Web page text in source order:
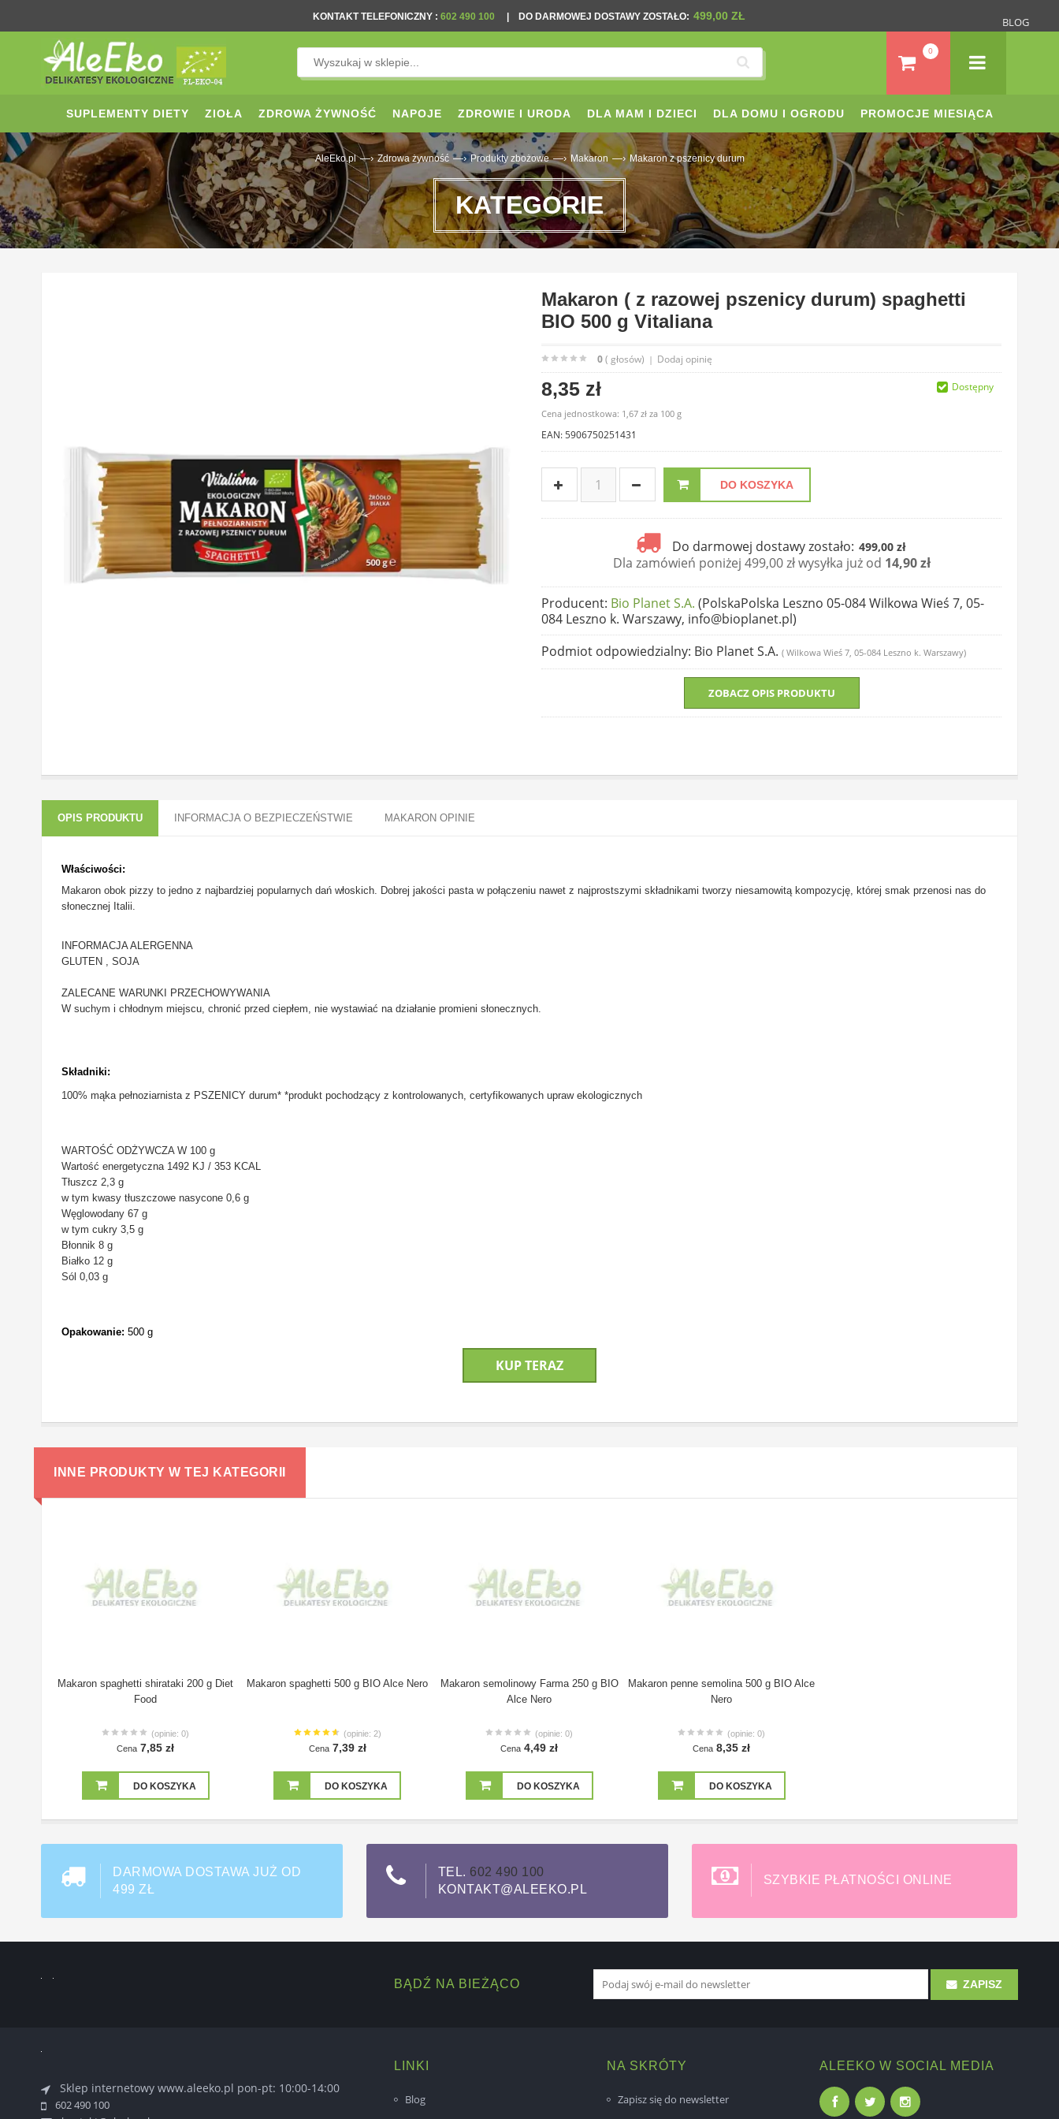
BLOG
KONTAKT TELEFONICZNY : 602 490 100 DO DARMOWEJ DOSTAWY ZOSTAŁO: 499,00 ZŁ
0
SUPLEMENTY DIETY ZIOŁA ZDROWA ŻYWNOŚĆ NAPOJE ZDROWIE I URODA DLA MAM I DZIECI DLA DOMU I OGRODU PROMOCJE MIESIĄCA
AleEko.pl —› Zdrowa żywność —› Produkty zbożowe —› Makaron —› Makaron z pszenicy durum
KATEGORIE
Makaron ( z razowej pszenicy durum) spaghetti
BIO 500 g Vitaliana
0( głosów) | Dodaj opinię
8,35 zł
Cena jednostkowa: 1,67 zł za 100 g
EAN: 5906750251431
DO KOSZYKA
Do darmowej dostawy zostało: 499,00 zł
Dla zamówień poniżej 499,00 zł wysyłka już od 14,90 zł
Dostępny
Producent: Bio Planet S.A. (PolskaPolska Leszno 05-084 Wilkowa Wieś 7, 05-
084 Leszno k. Warszawy, info@bioplanet.pl)
Podmiot odpowiedzialny: Bio Planet S.A. ( Wilkowa Wieś 7, 05-084 Leszno k. Warszawy)
ZOBACZ OPIS PRODUKTU
OPIS PRODUKTU INFORMACJA O BEZPIECZEŃSTWIE MAKARON OPINIE
Właściwości:
Makaron obok pizzy to jedno z najbardziej popularnych dań włoskich. Dobrej jakości pasta w połączeniu nawet z najprostszymi składnikami tworzy niesamowitą kompozycję, której smak przenosi nas do
słonecznej Italii.
INFORMACJA ALERGENNA
GLUTEN , SOJA
ZALECANE WARUNKI PRZECHOWYWANIA
W suchym i chłodnym miejscu, chronić przed ciepłem, nie wystawiać na działanie promieni słonecznych.
Składniki:
100% mąka pełnoziarnista z PSZENICY durum* *produkt pochodzący z kontrolowanych, certyfikowanych upraw ekologicznych
WARTOŚĆ ODŻYWCZA W 100 g
Wartość energetyczna 1492 KJ / 353 KCAL
Tłuszcz 2,3 g
w tym kwasy tłuszczowe nasycone 0,6 g
Węglowodany 67 g
w tym cukry 3,5 g
Błonnik 8 g
Białko 12 g
Sól 0,03 g
Opakowanie: 500 g
KUP TERAZ
INNE PRODUKTY W TEJ KATEGORII
Makaron spaghetti shirataki 200 g Diet
Food
(opinie: 0)
Cena 7,85 zł
DO KOSZYKA
Makaron spaghetti 500 g BIO Alce Nero
(opinie: 2)
Cena 7,39 zł
DO KOSZYKA
Makaron semolinowy Farma 250 g BIO
Alce Nero
(opinie: 0)
Cena 4,49 zł
DO KOSZYKA
Makaron penne semolina 500 g BIO Alce
Nero
(opinie: 0)
Cena 8,35 zł
DO KOSZYKA
DARMOWA DOSTAWA JUŻ OD
499 ZŁ
TEL. 602 490 100
KONTAKT@ALEEKO.PL
SZYBKIE PŁATNOŚCI ONLINE
BĄDŹ NA BIEŻĄCO ZAPISZ
Sklep internetowy www.aleeko.pl pon-pt: 10:00-14:00
602 490 100
LINKI
Blog
NA SKRÓTY
Zapisz się do newsletter
ALEEKO W SOCIAL MEDIA